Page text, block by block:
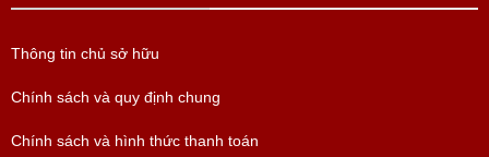
Thông tin chủ sở hữu
Chính sách và quy định chung
Chính sách và hình thức thanh toán